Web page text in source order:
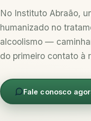
No Instituto Abraão,
humanizado no
alcoolismo —
do primeiro contato à
Fale conosco